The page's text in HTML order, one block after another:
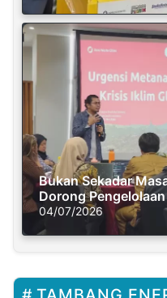
Bukan Sekadar
Dorong
Solusi Krisis Iklim
04/07/2026